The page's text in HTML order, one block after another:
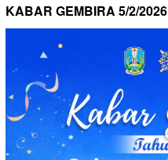
KABAR GEMBIRA 5/2/2026